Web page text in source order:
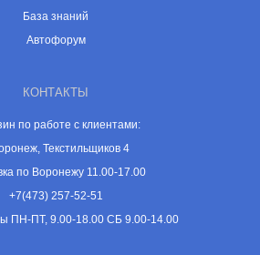
База знаний
Автофорум
КОНТАКТЫ
по работе с клиентами:
Текстильщиков 4
по Воронежу 11.00-17.00
+7(473) 257-52-51
ПН-ПТ, 9.00-18.00 СБ 9.00-14.00